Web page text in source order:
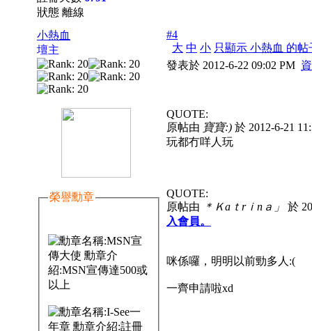
狀態 離線
小熱血
壇主
榮譽勳章
#4
大 中 小 只顯示 小熱血 的帖
發表於 2012-6-22 09:02 PM
QUOTE:
原帖由 寶寶:) 於 2012-6-21
玩都冇咩人玩
QUOTE:
原帖由
＊Ｋaｔrｉnａ」
於
入會員。
咪係囉，明明以前勁多人:(
一齊申請啦xd